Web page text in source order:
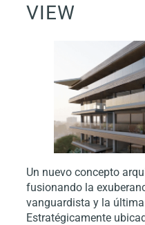
VIEW
Un nuevo concepto
fusionando la
vanguardista y la
Estratégicamente